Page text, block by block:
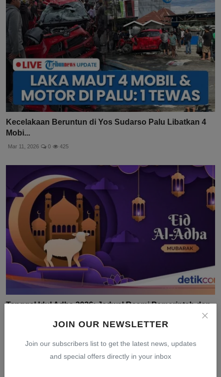
JOIN OUR NEWSLETTER
Join our subscribers list to get the latest news, updates
and special offers directly in your inbox
Kecelakaan Beruntun di Yos Sudarso Palu Libatkan 4
Mobi...
Mar 11, 2026 0 425
Tanggal Idul Adha 2026: Jadwal Resmi Pemerintah dan
404